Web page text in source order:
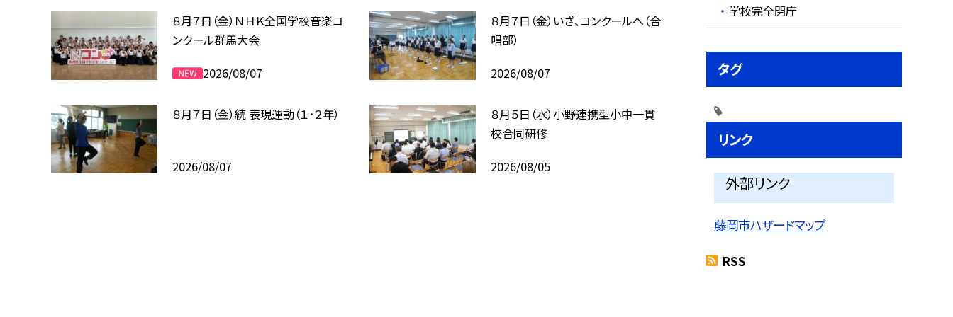
８月７日（金）ＮＨＫ全国学校音楽コ
ンクール群馬大会
2026/08/07
８月７日（金）いざ、コンクールへ（合
唱部）
2026/08/07
８月７日（金）続 表現運動（１･２年）
2026/08/07
８月５日（水）小野連携型小中一貫
校合同研修
2026/08/05
学校完全閉庁
タグ
リンク
外部リンク
藤岡市ハザードマップ
RSS